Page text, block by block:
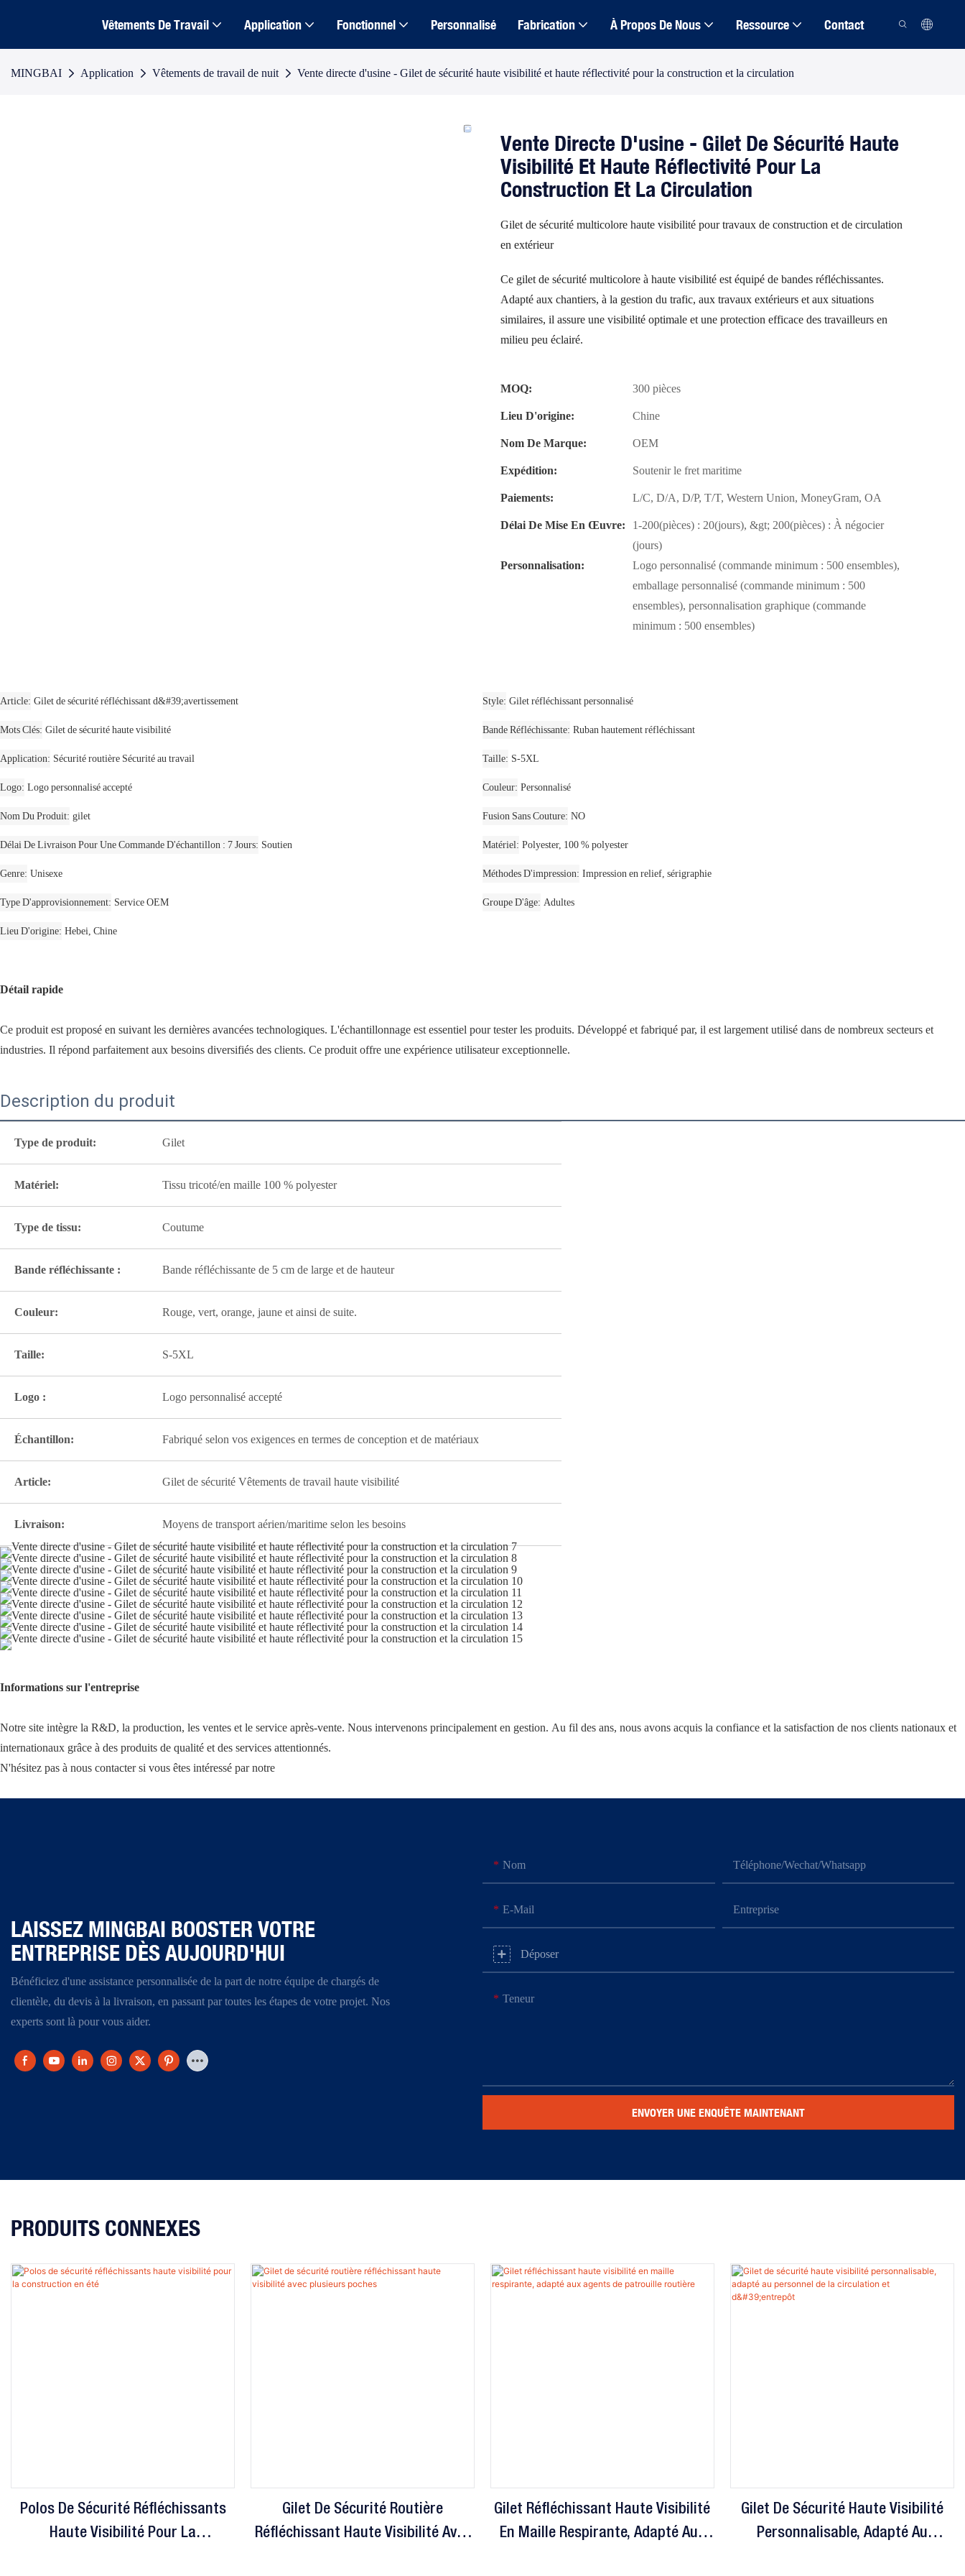
Vêtements De Travail Application Fonctionnel Personnalisé Fabrication À Propos De Nous Ressource Contact
MINGBAI Application Vêtements de travail de nuit Vente directe d'usine - Gilet de sécurité haute visibilité et haute réflectivité pour la construction et la circulation
Vente Directe D'usine - Gilet De Sécurité Haute
Visibilité Et Haute Réflectivité Pour La
Construction Et La Circulation
Gilet de sécurité multicolore haute visibilité pour travaux de construction et de circulation
en extérieur
Ce gilet de sécurité multicolore à haute visibilité est équipé de bandes réfléchissantes.
Adapté aux chantiers, à la gestion du trafic, aux travaux extérieurs et aux situations
similaires, il assure une visibilité optimale et une protection efficace des travailleurs en
milieu peu éclairé.
MOQ:
300 pièces
Lieu D'origine:
Chine
Nom De Marque:
OEM
Expédition:
Soutenir le fret maritime
Paiements:
L/C, D/A, D/P, T/T, Western Union, MoneyGram, OA
Délai De Mise En Œuvre:
1-200(pièces) : 20(jours), &gt; 200(pièces) : À négocier
(jours)
Personnalisation:
Logo personnalisé (commande minimum : 500 ensembles),
emballage personnalisé (commande minimum : 500
ensembles), personnalisation graphique (commande
minimum : 500 ensembles)
Article Gilet de sécurité réfléchissant d&#39;avertissement Style Gilet réfléchissant personnalisé
Mots Clés Gilet de sécurité haute visibilité Bande Réfléchissante Ruban hautement réfléchissant
Application Sécurité routière Sécurité au travail Taille S-5XL
Logo Logo personnalisé accepté Couleur Personnalisé
Nom Du Produit gilet Fusion Sans Couture NO
Délai De Livraison Pour Une Commande D'échantillon : 7 Jours Soutien Matériel Polyester, 100 % polyester
Genre Unisexe Méthodes D'impression Impression en relief, sérigraphie
Type D'approvisionnement Service OEM Groupe D'âge Adultes
Lieu D'origine Hebei, Chine
Détail rapide
Ce produit est proposé en suivant les dernières avancées technologiques. L'échantillonnage est essentiel pour tester les produits. Développé et fabriqué par, il est largement utilisé dans de nombreux secteurs et
industries. Il répond parfaitement aux besoins diversifiés des clients. Ce produit offre une expérience utilisateur exceptionnelle.
Description du produit
Type de produit: Gilet
Matériel: Tissu tricoté/en maille 100 % polyester
Type de tissu: Coutume
Bande réfléchissante : Bande réfléchissante de 5 cm de large et de hauteur
Couleur: Rouge, vert, orange, jaune et ainsi de suite.
Taille: S-5XL
Logo : Logo personnalisé accepté
Échantillon: Fabriqué selon vos exigences en termes de conception et de matériaux
Article: Gilet de sécurité Vêtements de travail haute visibilité
Livraison: Moyens de transport aérien/maritime selon les besoins
Informations sur l'entreprise
Notre site intègre la R&D, la production, les ventes et le service après-vente. Nous intervenons principalement en gestion. Au fil des ans, nous avons acquis la confiance et la satisfaction de nos clients nationaux et
internationaux grâce à des produits de qualité et des services attentionnés.
N'hésitez pas à nous contacter si vous êtes intéressé par notre
LAISSEZ MINGBAI BOOSTER VOTRE
ENTREPRISE DÈS AUJOURD'HUI
Bénéficiez d'une assistance personnalisée de la part de notre équipe de chargés de
clientèle, du devis à la livraison, en passant par toutes les étapes de votre projet. Nos
experts sont là pour vous aider.
Nom Téléphone/Wechat/Whatsapp
E-Mail Entreprise
Déposer
Teneur
ENVOYER UNE ENQUÊTE MAINTENANT
PRODUITS CONNEXES
Polos De Sécurité Réfléchissants
Haute Visibilité Pour La
Gilet De Sécurité Routière
Réfléchissant Haute Visibilité Avec
Gilet Réfléchissant Haute Visibilité
En Maille Respirante, Adapté Aux
Gilet De Sécurité Haute Visibilité
Personnalisable, Adapté Au